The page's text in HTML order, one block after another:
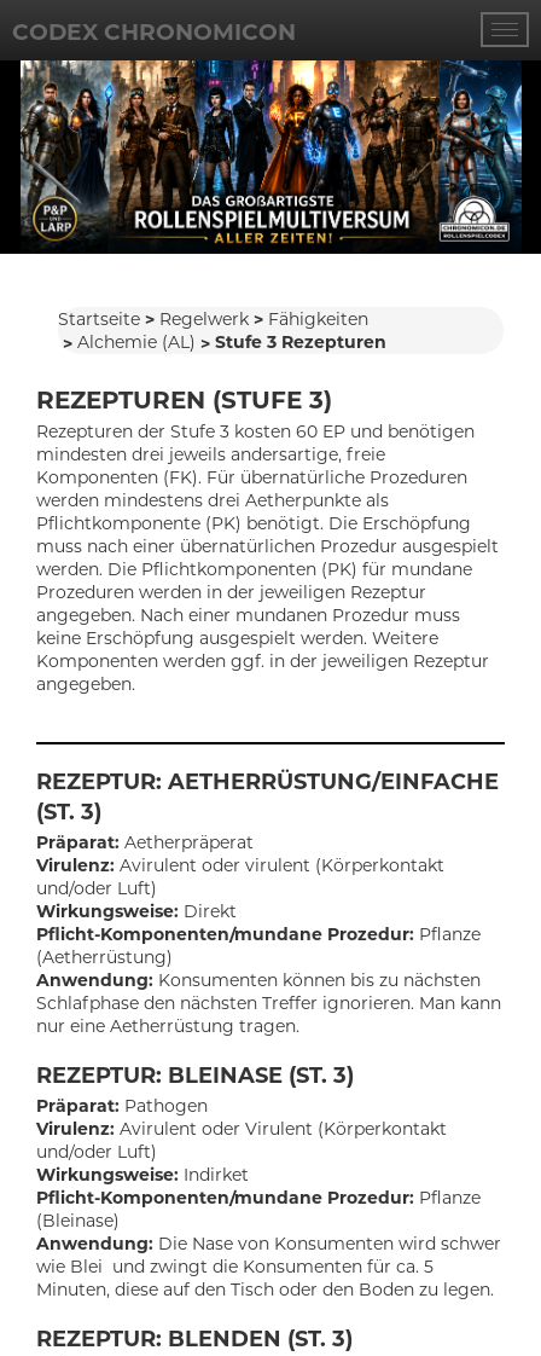
CODEX CHRONOMICON
Startseite Regelwerk
Fähigkeiten
Alchemie (AL)
Stufe 3 Rezepturen
REZEPTUREN (STUFE 3)
Rezepturen der Stufe 3 kosten 60 EP und benötigen
mindesten drei jeweils andersartige, freie
Komponenten (FK). Für übernatürliche Prozeduren
werden mindestens drei Aetherpunkte als
Pflichtkomponente (PK) benötigt. Die Erschöpfung
muss nach einer übernatürlichen Prozedur ausgespielt
werden. Die Pflichtkomponenten (PK) für mundane
Prozeduren werden in der jeweiligen Rezeptur
angegeben. Nach einer mundanen Prozedur muss
keine Erschöpfung ausgespielt werden. Weitere
Komponenten werden ggf. in der jeweiligen Rezeptur
angegeben.
REZEPTUR: AETHERRÜSTUNG/EINFACHE
(ST. 3)
Präparat: Aetherpräperat
Virulenz: Avirulent oder virulent (Körperkontakt
und/oder Luft)
Wirkungsweise: Direkt
Pflicht-Komponenten/mundane Prozedur: Pflanze
(Aetherrüstung)
Anwendung: Konsumenten können bis zu nächsten
Schlafphase den nächsten Treffer ignorieren. Man kann
nur eine Aetherrüstung tragen.
REZEPTUR: BLEINASE (ST. 3)
Präparat: Pathogen
Virulenz: Avirulent oder Virulent (Körperkontakt
und/oder Luft)
Wirkungsweise: Indirket
Pflicht-Komponenten/mundane Prozedur: Pflanze
(Bleinase)
Anwendung: Die Nase von Konsumenten wird schwer
wie Blei und zwingt die Konsumenten für ca. 5
Minuten, diese auf den Tisch oder den Boden zu legen.
REZEPTUR: BLENDEN (ST. 3)